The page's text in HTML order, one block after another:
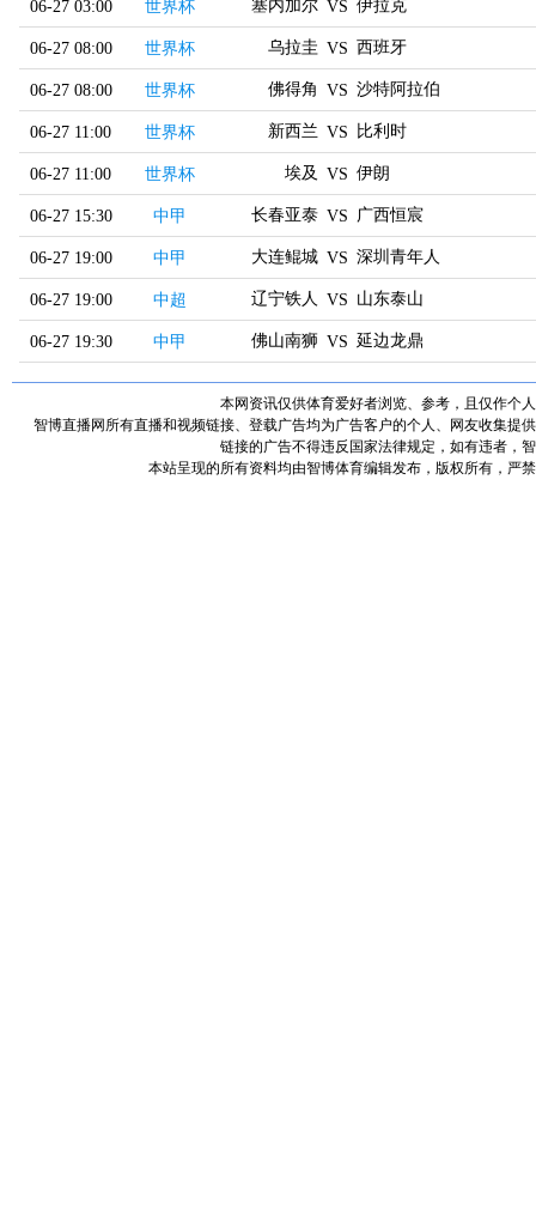
06-27 03:00 世界杯 塞内加尔 VS 伊拉克
06-27 08:00 世界杯 乌拉圭 VS 西班牙
06-27 08:00 世界杯 佛得角 VS 沙特阿拉伯
06-27 11:00 世界杯 新西兰 VS 比利时
06-27 11:00 世界杯 埃及 VS 伊朗
06-27 15:30 中甲 长春亚泰 VS 广西恒宸
06-27 19:00 中甲 大连鲲城 VS 深圳青年人
06-27 19:00 中超 辽宁铁人 VS 山东泰山
06-27 19:30 中甲 佛山南狮 VS 延边龙鼎
本网资讯仅供体育爱好者浏览、参考，且仅作个
智博直播网所有直播和视频链接、登载广告均为广告客户的个人、网友收集提
链接的广告不得违反国家法律规定，如有违者，
本站呈现的所有资料均由智博体育编辑发布，版权所有，严